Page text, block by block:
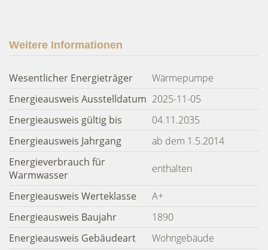
Weitere Informationen
Wesentlicher Energieträger
Wärmepumpe
Energieausweis Ausstelldatum 2025-11-05
Energieausweis gültig bis
04.11.2035
Energieausweis Jahrgang
ab dem 1.5.2014
Energieverbrauch für
Warmwasser
enthalten
Energieausweis Werteklasse
A+
Energieausweis Baujahr
1890
Energieausweis Gebäudeart
Wohngebäude